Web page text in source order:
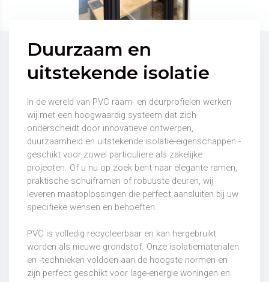
Duurzaam en
uitstekende isolatie
In de wereld van PVC raam- en deurprofielen werken
wij met een hoogwaardig systeem dat zich
onderscheidt door innovatieve ontwerpen,
duurzaamheid en uitstekende isolatie-eigenschappen -
geschikt voor zowel particuliere als zakelijke
projecten. Of u nu op zoek bent naar elegante ramen,
praktische schuiframen of robuuste deuren, wij
leveren maatoplossingen die perfect aansluiten bij uw
specifieke wensen en behoeften.
PVC is volledig recycleerbaar en kan hergebruikt
worden als nieuwe grondstof. Onze isolatiematerialen
en -technieken voldoen aan de hoogste normen en
zijn perfect geschikt voor lage-energie woningen en